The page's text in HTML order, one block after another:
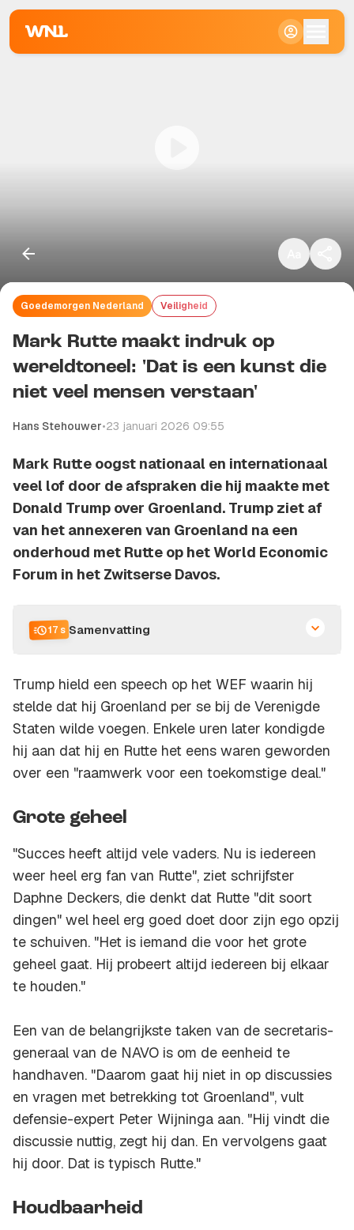
Goedemorgen Nederland Veiligheid
Mark Rutte maakt indruk op
wereldtoneel: 'Dat is een kunst die
niet veel mensen verstaan'
Hans Stehouwer•23 januari 2026 09:55
Mark Rutte oogst nationaal en internationaal
veel lof door de afspraken die hij maakte met
Donald Trump over Groenland. Trump ziet af
van het annexeren van Groenland na een
onderhoud met Rutte op het World Economic
Forum in het Zwitserse Davos.
17 s Samenvatting
Trump hield een speech op het WEF waarin hij
stelde dat hij Groenland per se bij de Verenigde
Staten wilde voegen. Enkele uren later kondigde
hij aan dat hij en Rutte het eens waren geworden
over een "raamwerk voor een toekomstige deal."
Grote geheel
"Succes heeft altijd vele vaders. Nu is iedereen
weer heel erg fan van Rutte", ziet schrijfster
Daphne Deckers, die denkt dat Rutte "dit soort
dingen" wel heel erg goed doet door zijn ego opzij
te schuiven. "Het is iemand die voor het grote
geheel gaat. Hij probeert altijd iedereen bij elkaar
te houden."
Een van de belangrijkste taken van de secretaris-
generaal van de NAVO is om de eenheid te
handhaven. "Daarom gaat hij niet in op discussies
en vragen met betrekking tot Groenland", vult
defensie-expert Peter Wijninga aan. "Hij vindt die
discussie nuttig, zegt hij dan. En vervolgens gaat
hij door. Dat is typisch Rutte."
Houdbaarheid